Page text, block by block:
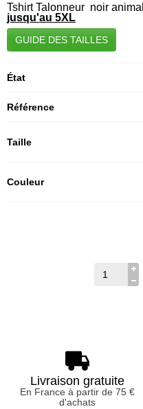
Tshirt Talonneur noir
jusqu'au 5XL
GUIDE DES TAILLES
État
Référence
Taille
Couleur
Livraison gratuite
En France à partir de 75 €
d'achats